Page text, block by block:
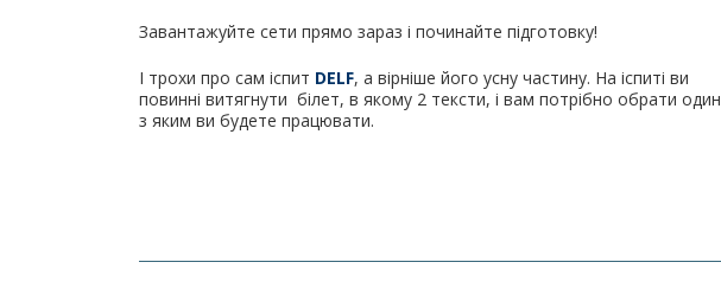
Завантажуйте сети прямо зараз і починайте підготовку!
І трохи про сам іспит DELF, а вірніше його усну частину. На іспиті ви
повинні витягнути білет, в якому 2 тексти, і вам потрібно обрати один
з яким ви будете працювати.